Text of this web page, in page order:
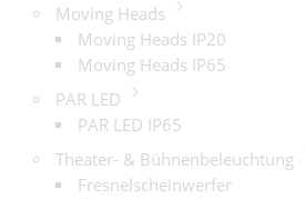
Moving Heads
Moving Heads IP20
Moving Heads IP65
PAR LED
PAR LED IP65
Theater- & Bühnenbeleuchtung
Fresnelscheinwerfer